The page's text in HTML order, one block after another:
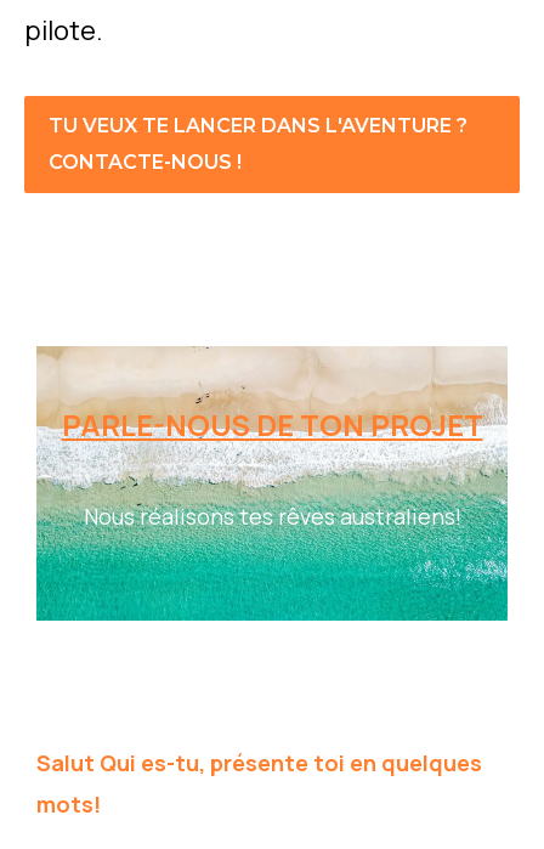
pilote.
TU VEUX TE LANCER DANS L'AVENTURE ?
CONTACTE-NOUS !
PARLE-NOUS DE TON PROJET
Nous réalisons tes rêves australiens!
Salut Qui es-tu, présente toi en quelques
mots!